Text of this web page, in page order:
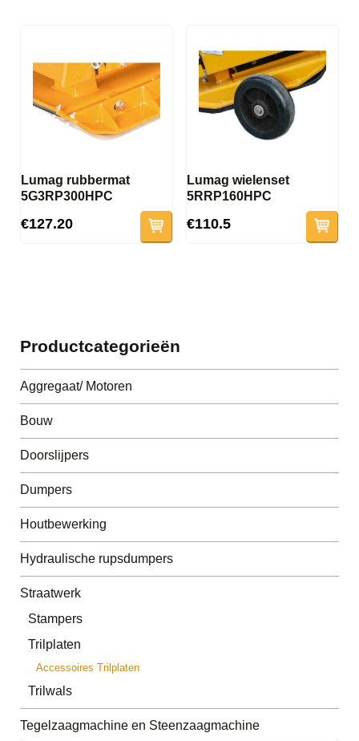
Lumag rubbermat
5G3RP300HPC
€127.20
Lumag wielenset
5RRP160HPC
€110.5
Productcategorieën
Aggregaat/ Motoren
Bouw
Doorslijpers
Dumpers
Houtbewerking
Hydraulische rupsdumpers
Straatwerk
Stampers
Trilplaten
Accessoires Trilplaten
Trilwals
Tegelzaagmachine en Steenzaagmachine